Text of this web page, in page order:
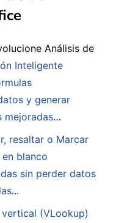
Análisis de
Inteligente
y generar
mejoradas…
resaltar o Marcar
blanco
sin perder datos
...
vertical (VLookup)